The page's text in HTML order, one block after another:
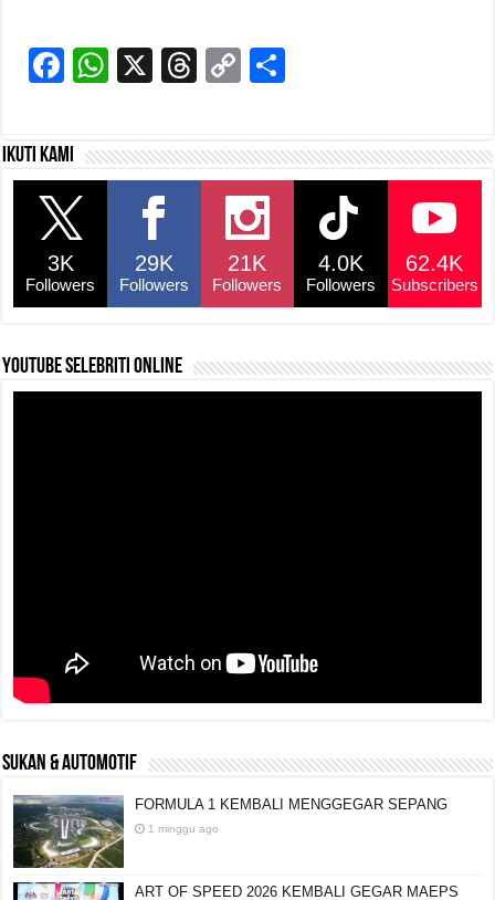
F
c
e
b
o
o
k
W
s
p
X
T
a
C
y
Li
n
k
e
Ikuti kami
3K
Followers
29K
Followers
21K
Followers
4.0K
Followers
62.4K
Subscribers
YouTube selebriti online
SUKAN & AUTOMOTIF
FORMULA 1 KEMBALI MENGGEGAR SEPANG
1 minggu ago
ART OF SPEED 2026 KEMBALI GEGAR MAEPS